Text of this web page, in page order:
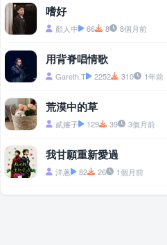
嗜好
顏人中 66 8 8個月前
用背脊唱情歌
Gareth.T 2252 310 1年前
荒漠中的草
貳嬸子 129 39 3個月前
我甘願重新愛過
洋蔥 82 26 1個月前